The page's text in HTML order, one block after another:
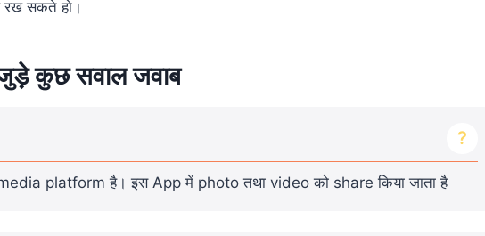
सकते हो।
कुछ सवाल जवाब
platform है। इस App में photo तथा video को share किया जाता है